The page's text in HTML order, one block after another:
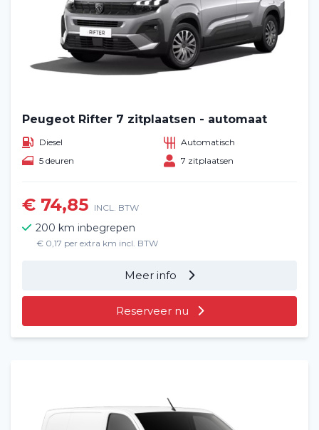
Peugeot Rifter 7 zitplaatsen - automaat
Diesel
Automatisch
5 deuren
7 zitplaatsen
€ 74,85 INCL. BTW
200 km inbegrepen
€ 0,17 per extra km incl. BTW
Meer info
Reserveer nu